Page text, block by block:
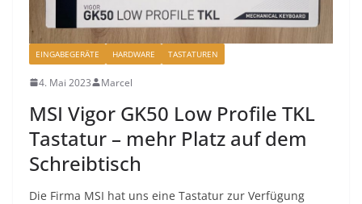
EINGABEGERÄTE HARDWARE TASTATUREN
4. Mai 2023 Marcel
MSI Vigor GK50 Low Profile TKL
Tastatur – mehr Platz auf dem
Schreibtisch
Die Firma MSI hat uns eine Tastatur zur Verfügung